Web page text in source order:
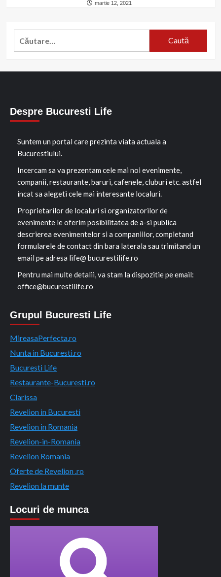
martie 12, 2021
Despre Bucuresti Life
Suntem un portal care prezinta viata actuala a
Bucurestiului.
Incercam sa va prezentam cele mai noi evenimente,
companii, restaurante, baruri, cafenele, cluburi etc. astfel
incat sa alegeti cele mai interesante localuri.
Proprietarilor de localuri si organizatorilor de
evenimente le oferim posibilitatea de a-si publica
descrierea evenimentelor si a companiilor, completand
formularele de contact din bara laterala sau trimitand un
email pe adresa life@ bucurestilife.ro
Pentru mai multe detalii, va stam la dispozitie pe email:
office@bucurestilife.ro
Grupul Bucuresti Life
MireasaPerfecta.ro
Nunta in Bucuresti.ro
Bucuresti Life
Restaurante-Bucuresti.ro
Clarissa
Revelion in Bucuresti
Revelion in Romania
Revelion-in-Romania
Revelion Romania
Oferte de Revelion .ro
Revelion la munte
Locuri de munca